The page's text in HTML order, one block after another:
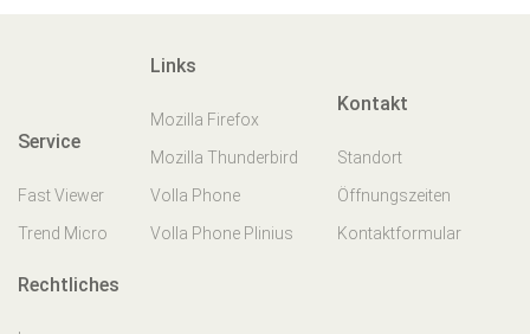
Service
Fast Viewer
Trend Micro
Links
Mozilla Firefox
Mozilla Thunderbird
Volla Phone
Volla Phone Plinius
Kontakt
Standort
Öffnungszeiten
Kontaktformular
Rechtliches